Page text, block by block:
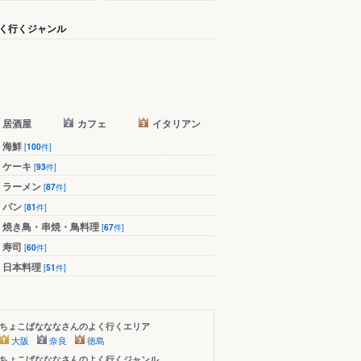
行くジャンル
居酒屋 カフェ
イタリアン
海鮮 [100件]
ケーキ [93件]
ラーメン [87件]
パン [81件]
焼き鳥・串焼・鳥料理 [67件]
寿司 [60件]
日本料理 [51件]
ちょこばなななさんのよく行くエリア
大阪 奈良 徳島